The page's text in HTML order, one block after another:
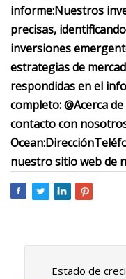
informe:Nuestros
precisas,
inversiones
estrategias de
respondidas en el
completo: @Acerca
contacto con
Ocean:Dirección
nuestro sitio web de
Estado de